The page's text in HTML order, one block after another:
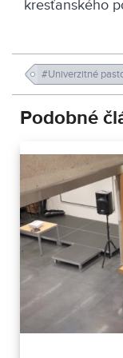
kresťanského
#Univerzitné
Podobné